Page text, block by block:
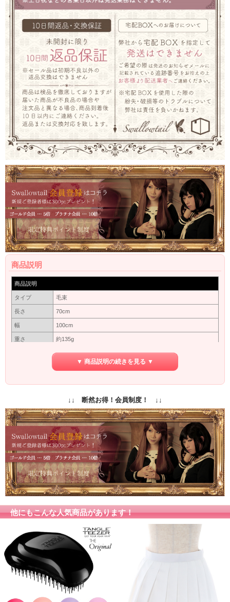
商品説明
商品説明
タイプ 毛束
長さ 70cm
幅 100cm
重さ 約135g
耐熱新繊維（最高180℃）
カバーネットに入れて出来るだけ太陽にあたらない暗いところ
てください。
初期保障／10日間の返品保障
カラー
商品写真はできる限り実物の色に近づけるよう加工しておりま
すが、お客様がご使用するモニター設定や部屋の照明により実
際の商品とは色味が異なる場合があります。
色味が異なる等のクレーム、返品交換等はお受けできません。
予めご了承お願いします。
▼ 商品説明の続きを見る ▼
↓↓ 断然お得！会員制度！ ↓↓
他にもこんな人気商品があります！